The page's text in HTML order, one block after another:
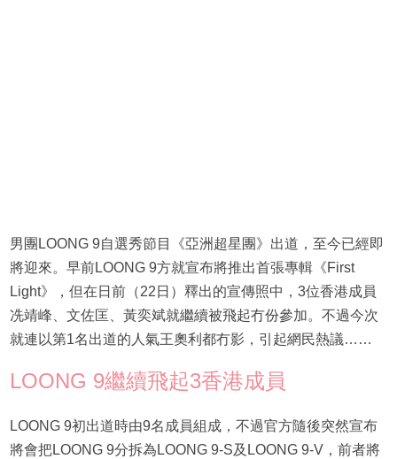
男團LOONG 9自選秀節目《亞洲超星團》出道，至今已經即
將迎來。早前LOONG 9方就宣布將推出首張專輯《First
Light》，但在日前（22日）釋出的宣傳照中，3位香港成員
冼靖峰、文佐匡、黃奕斌就繼續被飛起冇份參加。不過今次
就連以第1名出道的人氣王奧利都冇影，引起網民熱議……
LOONG 9繼續飛起3香港成員
LOONG 9初出道時由9名成員組成，不過官方隨後突然宣布
將會把LOONG 9分拆為LOONG 9-S及LOONG 9-V，前者將